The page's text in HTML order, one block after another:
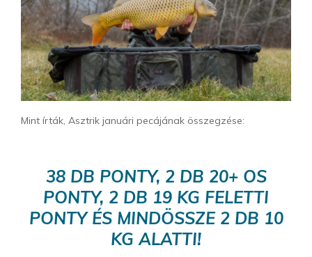
Mint írták, Asztrik januári pecájának összegzése:
38 DB PONTY, 2 DB 20+ OS
PONTY, 2 DB 19 KG FELETTI
PONTY ÉS MINDÖSSZE 2 DB 10
KG ALATTI!